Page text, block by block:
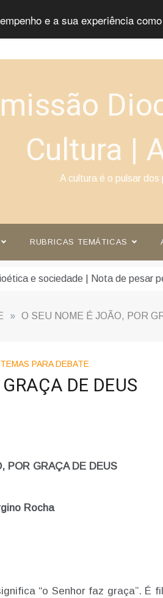
e a sua experiência
Cultura |
A cultura é o pulsar
RUBRICAS TEMÁTICAS
falecimento do Professor
» O SEU NOME É JOÃO, POR
TEMAS PARA DEBATE
DE DEUS
POR GRAÇA DE DEUS
Rocha
“o Senhor faz graça”. É